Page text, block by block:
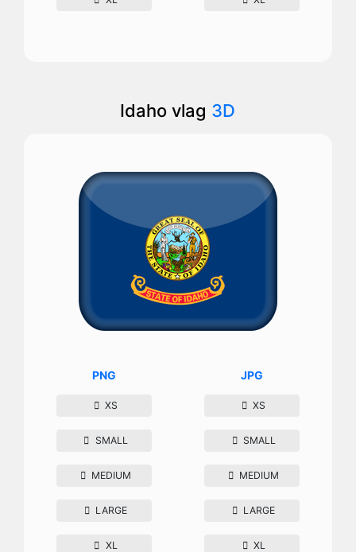
Idaho vlag 3D
PNG
XS
SMALL
MEDIUM
LARGE
XL
JPG
XS
SMALL
MEDIUM
LARGE
XL